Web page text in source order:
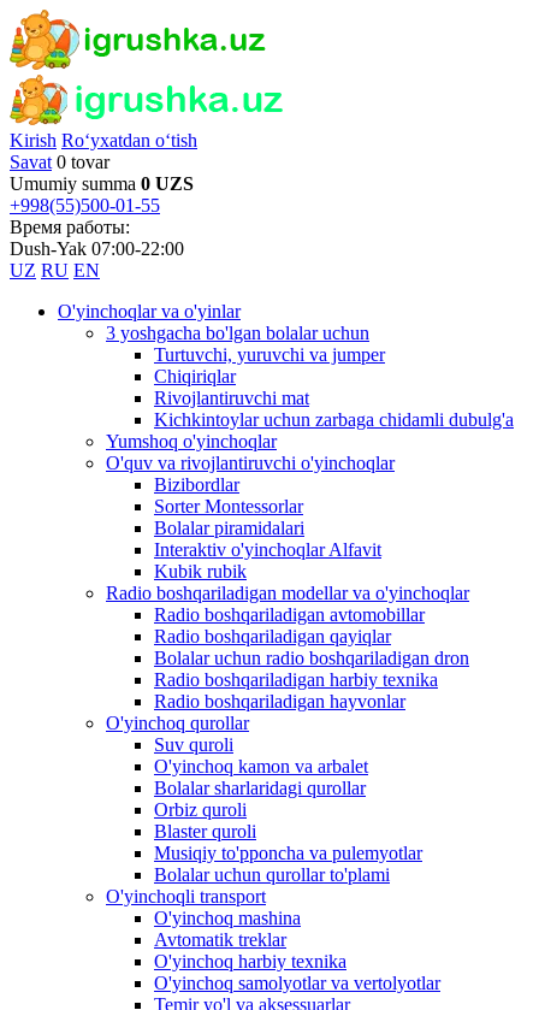
Kirish Ro‘yxatdan o‘tish
Savat 0 tovar
Umumiy summa 0 UZS
+998(55)500-01-55
Время работы:
Dush-Yak 07:00-22:00
UZ RU EN
O'yinchoqlar va o'yinlar
3 yoshgacha bo'lgan bolalar uchun
Turtuvchi, yuruvchi va jumper
Chiqiriqlar
Rivojlantiruvchi mat
Kichkintoylar uchun zarbaga chidamli dubulg'a
Yumshoq o'yinchoqlar
O'quv va rivojlantiruvchi o'yinchoqlar
Bizibordlar
Sorter Montessorlar
Bolalar piramidalari
Interaktiv o'yinchoqlar Alfavit
Kubik rubik
Radio boshqariladigan modellar va o'yinchoqlar
Radio boshqariladigan avtomobillar
Radio boshqariladigan qayiqlar
Bolalar uchun radio boshqariladigan dron
Radio boshqariladigan harbiy texnika
Radio boshqariladigan hayvonlar
O'yinchoq qurollar
Suv quroli
O'yinchoq kamon va arbalet
Bolalar sharlaridagi qurollar
Orbiz quroli
Blaster quroli
Musiqiy to'pponcha va pulemyotlar
Bolalar uchun qurollar to'plami
O'yinchoqli transport
O'yinchoq mashina
Avtomatik treklar
O'yinchoq harbiy texnika
O'yinchoq samolyotlar va vertolyotlar
Temir yo'l va aksessuarlar